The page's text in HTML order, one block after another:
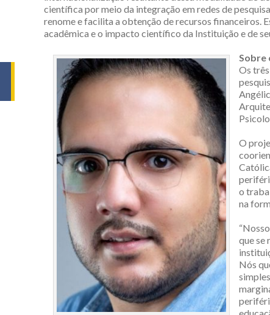
científica por meio da integração em redes de
renome e facilita a obtenção de recursos financeiros.
acadêmica e o impacto científico da Instituição e de
Sobre
Os
O
o
na
que se
Nós